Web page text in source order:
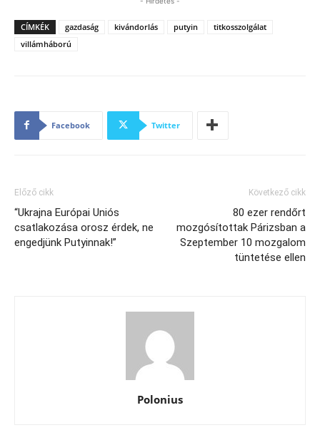
CÍMKÉK gazdaság kivándorlás putyin
titkosszolgálat
villámháború
Facebook Twitter
Előző cikk
“Ukrajna Európai Uniós
csatlakozása orosz érdek, ne
engedjünk Putyinnak!”
Következő cikk
80 ezer rendőrt
mozgósítottak Párizsban a
Szeptember 10 mozgalom
tüntetése ellen
Polonius